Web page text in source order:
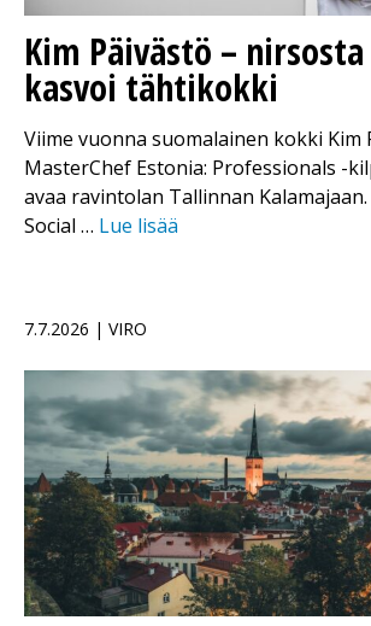
Kim Päivästö –
kasvoi tähtikokki
Viime vuonna suomalainen kokki Kim
MasterChef Estonia: Professionals -
avaa ravintolan Tallinnan
Social … Lue lisää
7.7.2026 | VIRO